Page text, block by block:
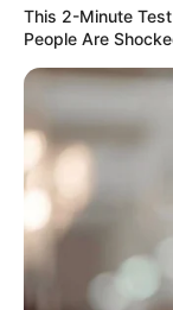
This 2-Minute
People Are